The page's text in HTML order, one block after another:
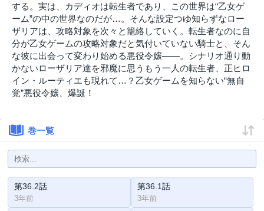
する。実は、カディオは転生者であり、この世界は“乙女ゲ
ーム”の中の世界なのだが…。そんな設定つゆ知らずなロー
ザリアは、攻略対象を次々と籠絡していく。転生者なのに自
分が乙女ゲームの攻略対象だと気付いていない騎士と、そん
な彼に出会って変わり始める悪役令嬢――。シナリオ通り動
かないローザリア達を邪魔に思うもう一人の転生者、正ヒロ
イン・ルーティエも現れて…？乙女ゲームを知らない“無自
覚”悪役令嬢、爆誕！
巻一覧
第36.2話
3年前
第36.1話
3年前